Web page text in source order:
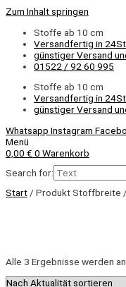
Zum Inhalt springen
Stoffe ab 10 cm
Versandfertig in 24St
günstiger Versand
01522 / 92 60 995
Stoffe ab 10 cm
Versandfertig in 24St
günstiger Versand
Whatsapp Instagram
Menü
0,00 € 0 Warenkorb
Search for:
Start / Produkt Stoffbreite
Alle 3 Ergebnisse werden